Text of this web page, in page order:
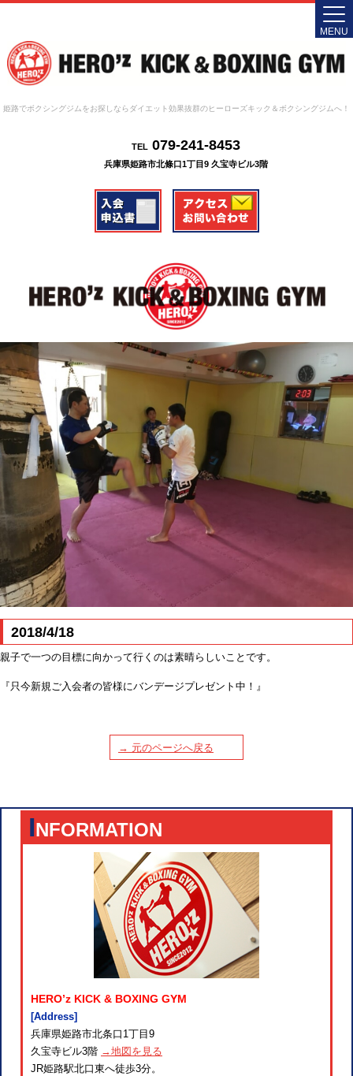
姫路でボクシングジムをお探しならダイエット効果抜群のヒーローズキック＆ボクシングジムへ！
TEL079-241-8453
兵庫県姫路市北條口1丁目9 久宝寺ビル3階
MENU
2018/4/18
親子で一つの目標に向かって行くのは素晴らしいことです。
『只今新規ご入会者の皆様にバンデージプレゼント中！』
→ 元のページへ戻る
INFORMATION
HERO’z KICK & BOXING GYM
[Address]
兵庫県姫路市北条口1丁目9
久宝寺ビル3階 →地図を見る
JR姫路駅北口東へ徒歩3分。